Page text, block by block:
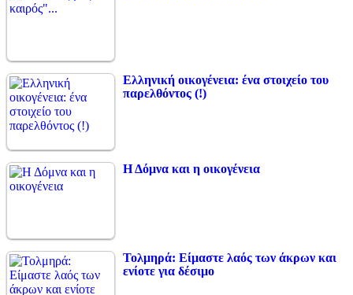
Ελληνική οικογένεια: ένα στοιχείο του
παρελθόντος (!)
Η Δόμνα και η οικογένεια
Τολμηρά: Είμαστε λαός των άκρων και
ενίοτε για δέσιμο